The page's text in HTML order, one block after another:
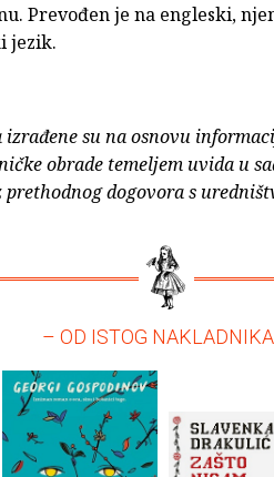
Prevođen je na engleski,
jezik.
su na osnovu
obrade temeljem uvida u
dogovora s
– OD ISTOG